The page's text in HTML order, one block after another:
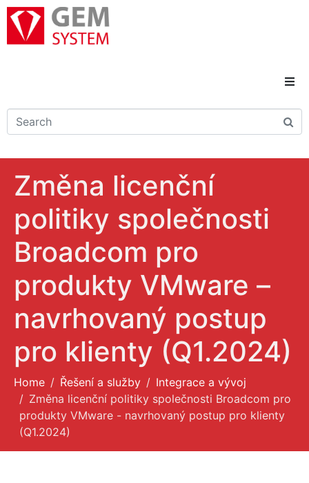
Domů
Řešení a služby
Kontakty
Změna licenční
politiky společnosti
Broadcom pro
produkty VMware –
navrhovaný postup
pro klienty (Q1.2024)
Home Řešení a služby
Integrace a vývoj
Změna licenční politiky společnosti Broadcom pro
produkty VMware - navrhovaný postup pro klienty
(Q1.2024)